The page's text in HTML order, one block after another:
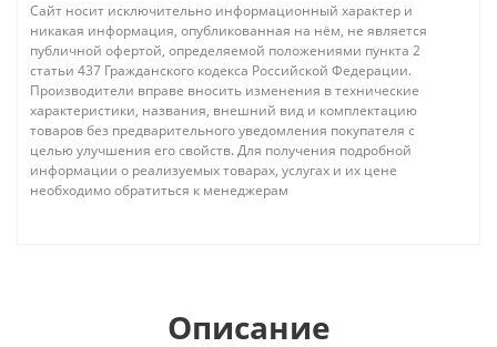
Сайт носит исключительно информационный характер и
никакая информация, опубликованная на нём, не является
публичной офертой, определяемой положениями пункта 2
статьи 437 Гражданского кодекса Российской Федерации.
Производители вправе вносить изменения в технические
характеристики, названия, внешний вид и комплектацию
товаров без предварительного уведомления покупателя с
целью улучшения его свойств. Для получения подробной
информации о реализуемых товарах, услугах и их цене
необходимо обратиться к менеджерам
Описание